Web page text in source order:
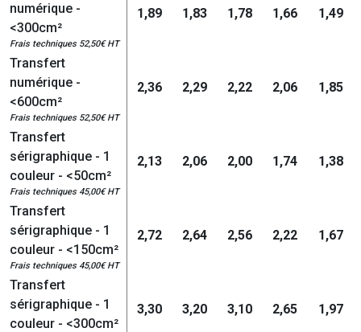
numérique -
<300cm²
Frais techniques 52,50€ HT
1,89 1,83 1,78 1,66 1,49
Transfert
numérique -
<600cm²
Frais techniques 52,50€ HT
2,36 2,29 2,22 2,06 1,85
Transfert
sérigraphique - 1
couleur - <50cm²
Frais techniques 45,00€ HT
2,13 2,06 2,00 1,74 1,38
Transfert
sérigraphique - 1
couleur - <150cm²
Frais techniques 45,00€ HT
2,72 2,64 2,56 2,22 1,67
Transfert
sérigraphique - 1
couleur - <300cm²
3,30 3,20 3,10 2,65 1,97